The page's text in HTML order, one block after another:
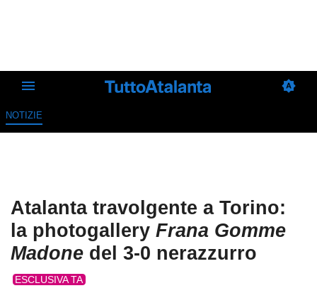
NOTIZIE
Atalanta travolgente a Torino:
la photogallery Frana Gomme
Madone del 3-0 nerazzurro
ESCLUSIVA TA